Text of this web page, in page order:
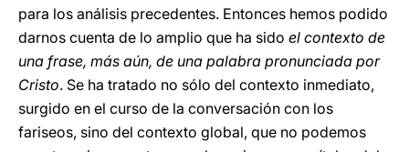
para los análisis precedentes. Entonces hemos podido
darnos cuenta de lo amplio que ha sido el contexto de
una frase, más aún, de una palabra pronunciada por
Cristo. Se ha tratado no sólo del contexto inmediato,
surgido en el curso de la conversación con los
fariseos, sino del contexto global, que no podemos